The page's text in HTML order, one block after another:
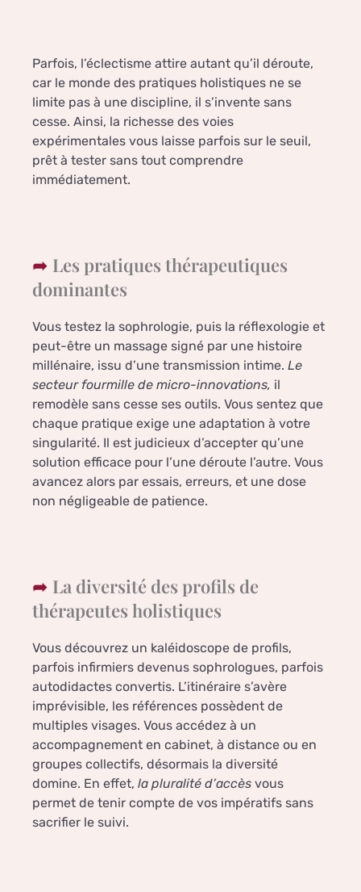
Parfois, l’éclectisme attire autant qu’il déroute,
car le monde des pratiques holistiques ne se
limite pas à une discipline, il s’invente sans
cesse. Ainsi, la richesse des voies
expérimentales vous laisse parfois sur le seuil,
prêt à tester sans tout comprendre
immédiatement.
Les pratiques thérapeutiques
dominantes
Vous testez la sophrologie, puis la réflexologie et
peut-être un massage signé par une histoire
millénaire, issu d’une transmission intime. Le
secteur fourmille de micro-innovations, il
remodèle sans cesse ses outils. Vous sentez que
chaque pratique exige une adaptation à votre
singularité. Il est judicieux d’accepter qu’une
solution efficace pour l’une déroute l’autre. Vous
avancez alors par essais, erreurs, et une dose
non négligeable de patience.
La diversité des profils de
thérapeutes holistiques
Vous découvrez un kaléidoscope de profils,
parfois infirmiers devenus sophrologues, parfois
autodidactes convertis. L’itinéraire s’avère
imprévisible, les références possèdent de
multiples visages. Vous accédez à un
accompagnement en cabinet, à distance ou en
groupes collectifs, désormais la diversité
domine. En effet, la pluralité d’accès vous
permet de tenir compte de vos impératifs sans
sacrifier le suivi.